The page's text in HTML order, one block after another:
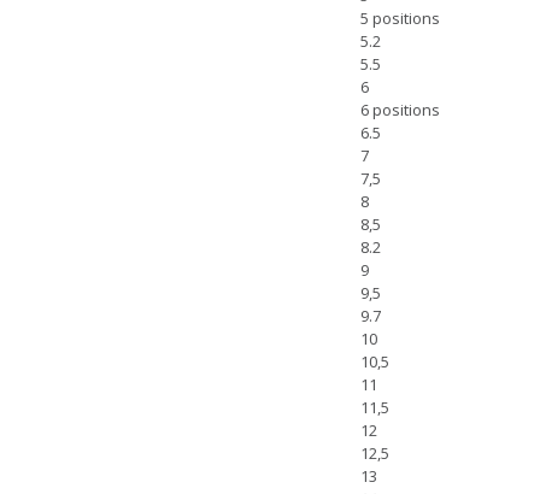
5 positions
5.2
5.5
6
6 positions
6.5
7
7,5
8
8,5
8.2
9
9,5
9.7
10
10,5
11
11,5
12
12,5
13